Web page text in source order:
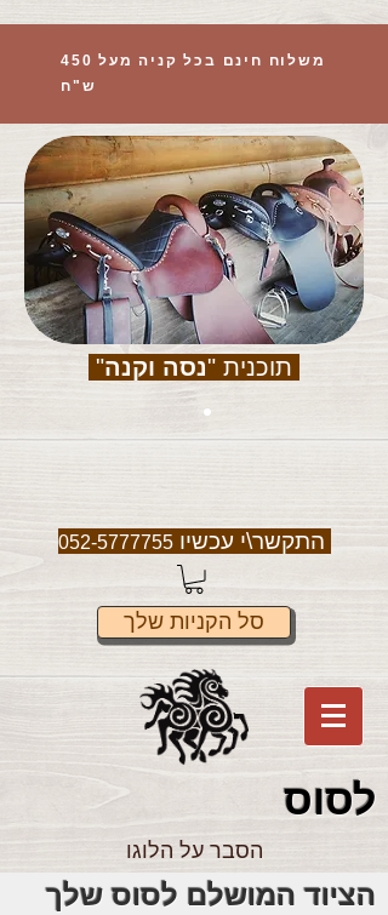
משלוח חינם בכל קניה מעל 450
ש"ח
תוכנית "נסה וקנה"
התקשר\י עכשיו052-5777755
סל הקניות שלך
לסוס
הסבר על הלוגו
הציוד המושלם לסוס שלך